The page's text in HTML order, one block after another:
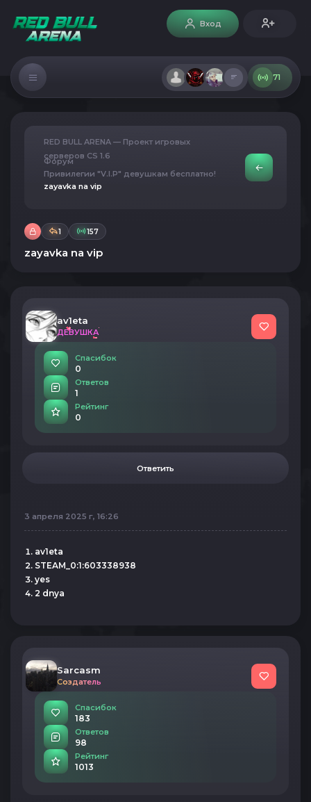
Вход
71
RED BULL ARENA — Проект игровых
серверов CS 1.6
Форум
Привилегии "V.I.P" девушкам бесплатно!
zayavka na vip
1 157
zayavka na vip
av1eta
ДЕВУШКА
Спасибок
0
Ответов
1
Рейтинг
0
Ответить
3 апреля 2025 г, 16:26
av1eta
STEAM_0:1:603338938
yes
2 dnya
Sarcasm
Создатель
Спасибок
183
Ответов
98
Рейтинг
1013